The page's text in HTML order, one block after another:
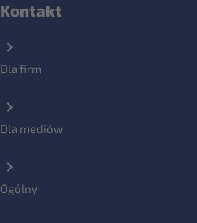
Kontakt
Dla firm
Dla mediów
Ogólny